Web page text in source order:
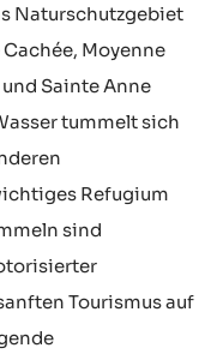
Naturschutzgebiet
Moyenne
Sainte Anne
tummelt sich
Refugium
sind
Tourismus auf